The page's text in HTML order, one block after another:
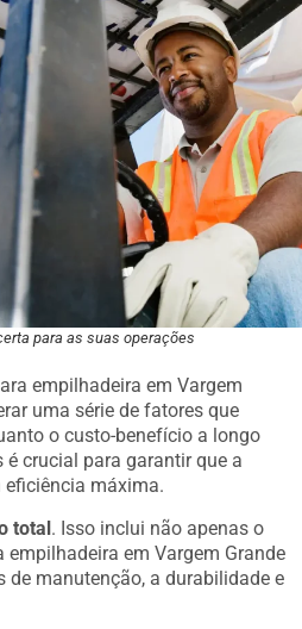
para as suas operações
empilhadeira em Vargem
uma série de fatores que
o custo-benefício a longo
crucial para garantir que a
máxima.
total. Isso inclui não apenas o
em Vargem Grande
de manutenção, a durabilidade e